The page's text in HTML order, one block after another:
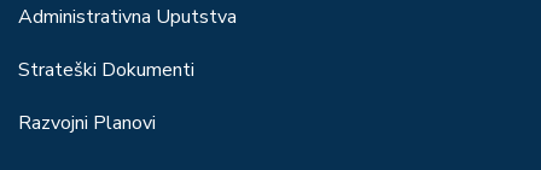
Administrativna Uputstva
Strateški Dokumenti
Razvojni Planovi